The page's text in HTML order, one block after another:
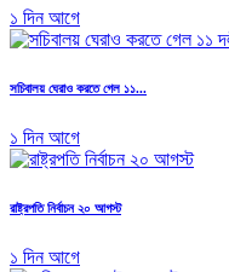
১ দিন আগে
সচিবালয় ঘেরাও করতে গেল ১১...
১ দিন আগে
রাষ্ট্রপতি নির্বাচন ২০ আগস্ট
১ দিন আগে